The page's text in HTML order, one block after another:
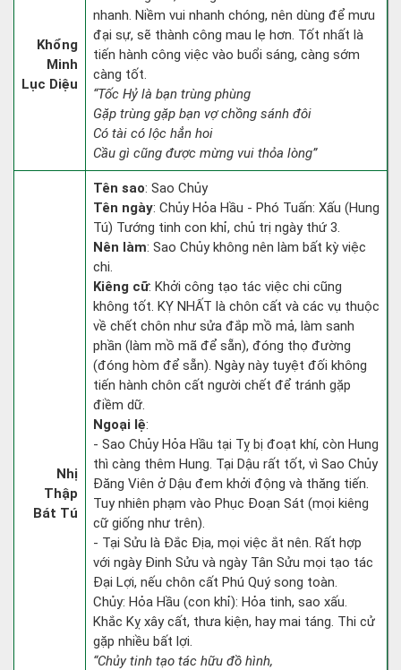
Khổng
Minh
Lục Diệu
nhanh. Niềm vui nhanh chóng, nên dùng để mưu
đại sự, sẽ thành công mau lẹ hơn. Tốt nhất là
tiến hành công việc vào buổi sáng, càng sớm
càng tốt.
“Tốc Hỷ là bạn trùng phùng
Gặp trùng gặp bạn vợ chồng sánh đôi
Có tài có lộc hẳn hoi
Cầu gì cũng được mừng vui thỏa lòng”
Nhị
Thập
Bát Tú
Tên sao: Sao Chủy
Tên ngày: Chủy Hỏa Hầu - Phó Tuấn: Xấu (Hung
Tú) Tướng tinh con khỉ, chủ trị ngày thứ 3.
Nên làm: Sao Chủy không nên làm bất kỳ việc
chi.
Kiêng cữ: Khởi công tạo tác việc chi cũng
không tốt. KỴ NHẤT là chôn cất và các vụ thuộc
về chết chôn như sửa đắp mồ mả, làm sanh
phần (làm mồ mã để sẵn), đóng thọ đường
(đóng hòm để sẵn). Ngày này tuyệt đối không
tiến hành chôn cất người chết để tránh gặp
điềm dữ.
Ngoại lệ:
- Sao Chủy Hỏa Hầu tại Tỵ bị đoạt khí, còn Hung
thì càng thêm Hung. Tại Dậu rất tốt, vì Sao Chủy
Đăng Viên ở Dậu đem khởi động và thăng tiến.
Tuy nhiên phạm vào Phục Đoạn Sát (mọi kiêng
cữ giống như trên).
- Tại Sửu là Đắc Địa, mọi việc ắt nên. Rất hợp
với ngày Đinh Sửu và ngày Tân Sửu mọi tạo tác
Đại Lợi, nếu chôn cất Phú Quý song toàn.
Chủy: Hỏa Hầu (con khỉ): Hỏa tinh, sao xấu.
Khắc Kỵ xây cất, thưa kiện, hay mai táng. Thi cử
gặp nhiều bất lợi.
“Chủy tinh tạo tác hữu đồ hình,